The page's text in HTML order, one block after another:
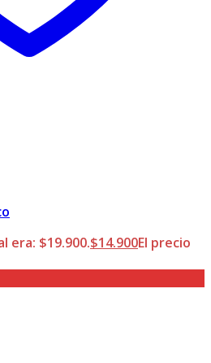
era: $19.900.$14.900El precio